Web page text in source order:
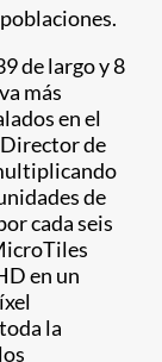
de largo y 8
más
en el
de
de
cada seis
en un
la